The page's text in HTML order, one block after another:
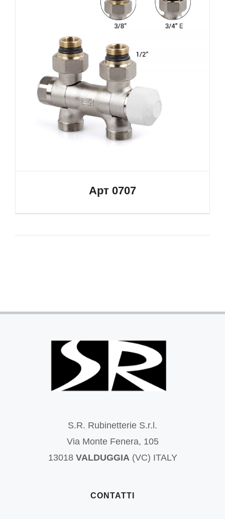
Арт 0707
S.R. Rubinetterie S.r.l.
Via Monte Fenera, 105
13018 VALDUGGIA(VC) ITALY
CONTATTI